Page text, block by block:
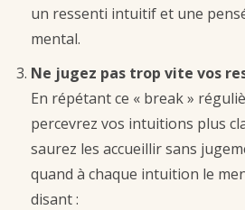
un ressenti intuitif et une
mental.
Ne jugez pas trop vite vos
En répétant ce « break »
percevrez vos intuitions plus
saurez les accueillir sans
quand à chaque intuition le
disant :